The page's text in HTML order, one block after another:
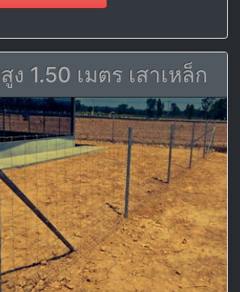
ง 1.50 เมตร เสาเหล็ก